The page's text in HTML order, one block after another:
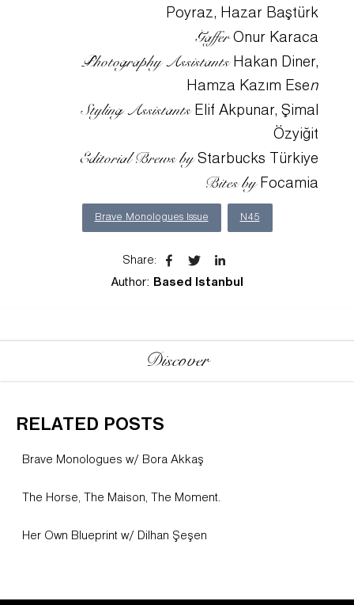
Poyraz, Hazar Baştürk
GafferOnur Karaca
Photography AssistantsHakan Diner,
Hamza Kazım Esen
Styling AssistantsElif Akpunar, Şimal
Özyiğit
Editorial Brews byStarbucks Türkiye
Bites by Focamia
Brave Monologues Issue N45
Share:
Author:
Based Istanbul
Discover
RELATED POSTS
Brave Monologues w/ Bora Akkaş
The Horse, The Maison, The Moment.
Her Own Blueprint w/ Dilhan Şeşen